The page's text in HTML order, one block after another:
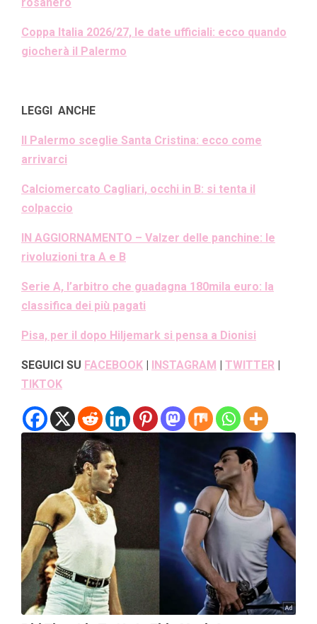
Coppa Italia 2026/27, le date ufficiali: ecco quando
giocherà il Palermo
LEGGI ANCHE
Il Palermo sceglie Santa Cristina: ecco come
arrivarci
Calciomercato Cagliari, occhi in B: si tenta il
colpaccio
IN AGGIORNAMENTO – Valzer delle panchine: le
rivoluzioni tra A e B
Serie A, l’arbitro che guadagna 180mila euro: la
classifica dei più pagati
Pisa, per il dopo Hiljemark si pensa a Dionisi
SEGUICI SU FACEBOOK | INSTAGRAM | TWITTER |
TIKTOK